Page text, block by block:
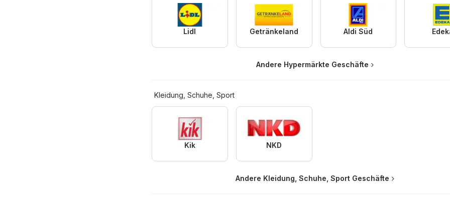
Lidl Getränkeland Aldi Süd
Andere Hypermärkte Geschäfte
Kleidung, Schuhe, Sport
Kik NKD
Andere Kleidung, Schuhe, Sport Geschäfte